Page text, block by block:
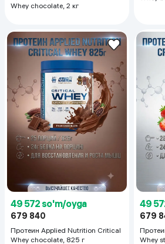
Whey chocolate, 2 кг
49 572 so'm/oyga
679 840
Протеин Applied Nutrition Critical
Whey chocolate, 825 г
49
679
Whey